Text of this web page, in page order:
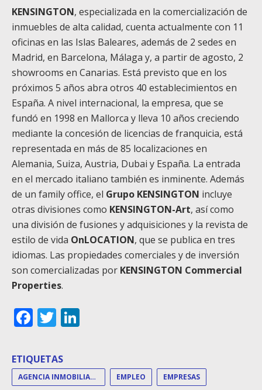
KENSINGTON, especializada en la comercialización de
inmuebles de alta calidad, cuenta actualmente con 11
oficinas en las Islas Baleares, además de 2 sedes en
Madrid, en Barcelona, Málaga y, a partir de agosto, 2
showrooms en Canarias. Está previsto que en los
próximos 5 años abra otros 40 establecimientos en
España. A nivel internacional, la empresa, que se
fundó en 1998 en Mallorca y lleva 10 años creciendo
mediante la concesión de licencias de franquicia, está
representada en más de 85 localizaciones en
Alemania, Suiza, Austria, Dubai y España. La entrada
en el mercado italiano también es inminente. Además
de un family office, el Grupo KENSINGTON incluye
otras divisiones como KENSINGTON-Art, así como
una división de fusiones y adquisiciones y la revista de
estilo de vida OnLOCATION, que se publica en tres
idiomas. Las propiedades comerciales y de inversión
son comercializadas por KENSINGTON Commercial
Properties.
Facebook
Twitter
ETIQUETAS
AGENCIA INMOBILIARIA EMPLEO EMPRESAS